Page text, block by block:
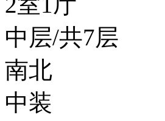
中层/共7层
南北
中装